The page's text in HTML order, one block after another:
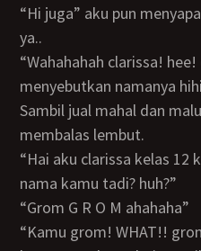
“hi juga” aku pun menyapa dia aduhhhh kok pengen
ya..
“wahahahah clarissa! hee! clarissa aku Grom” dia
menyebutkan namanya
sambil jual mahal dan malu-malu dikit aku pun
membalas lembut.
“hai aku clarissa kelas 12 kamu?… WHAT! siapa
nama kamu tadi? huh?”
“grom G R O M ahahaha”
“Kamu grom! WHAT!! grom adik ku? huh? GROM?